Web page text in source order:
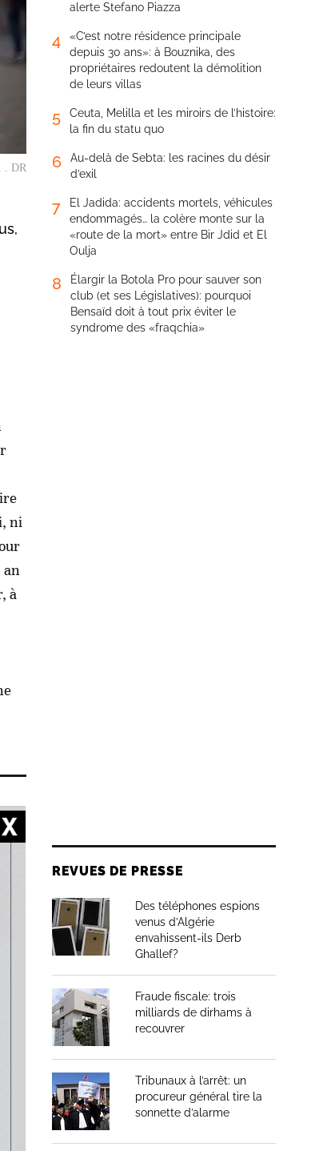
. DR
ni
an
à
alerte Stefano Piazza
4
«C’est notre résidence principale
depuis 30 ans»: à Bouznika, des
propriétaires redoutent la démolition
de leurs villas
5
Ceuta, Melilla et les miroirs de l’histoire:
la fin du statu quo
6
Au-delà de Sebta: les racines du désir
d’exil
7
El Jadida: accidents mortels, véhicules
endommagés… la colère monte sur la
«route de la mort» entre Bir Jdid et El
Oulja
8
Élargir la Botola Pro pour sauver son
club (et ses Législatives): pourquoi
Bensaïd doit à tout prix éviter le
syndrome des «fraqchia»
REVUES DE PRESSE
Des téléphones espions
venus d’Algérie
envahissent-ils Derb
Ghallef?
Fraude fiscale: trois
milliards de dirhams à
recouvrer
Tribunaux à l’arrêt: un
procureur général tire la
sonnette d’alarme